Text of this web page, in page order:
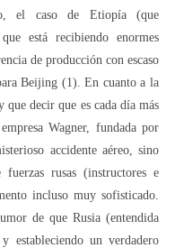
el caso de Etiopía (que
está recibiendo enormes
de producción con escaso
Beijing (1). En cuanto a la
decir que es cada día más
Wagner, fundada por
accidente aéreo, sino
rusas (instructores e
incluso muy sofisticado.
de que Rusia (entendida
estableciendo un verdadero